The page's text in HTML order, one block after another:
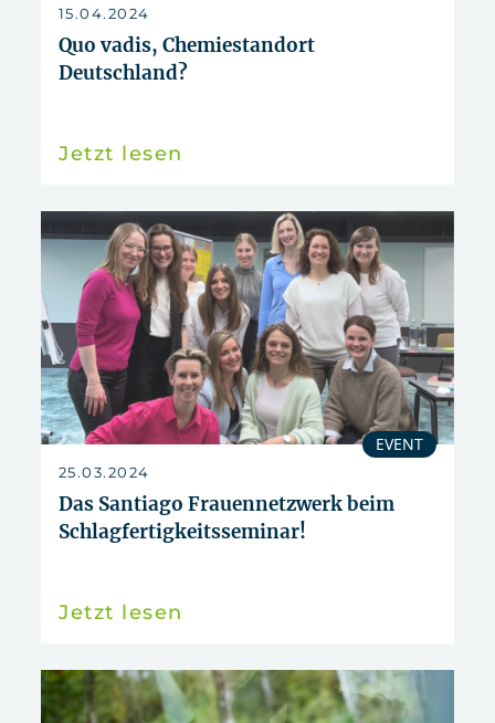
15.04.2024
Quo vadis, Chemiestandort
Deutschland?
Jetzt lesen
EVENT
25.03.2024
Das Santiago Frauennetzwerk beim
Schlagfertigkeitsseminar!
Jetzt lesen